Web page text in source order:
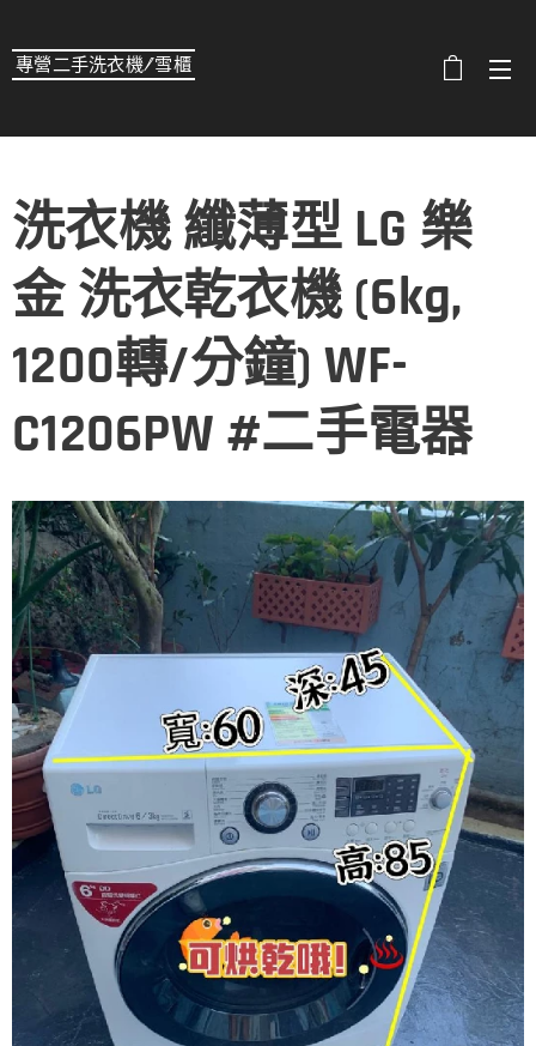
專營二手洗衣機/雪櫃
洗衣機 纖薄型 LG 樂
金 洗衣乾衣機 (6kg,
1200轉/分鐘) WF-
C1206PW #二手電器